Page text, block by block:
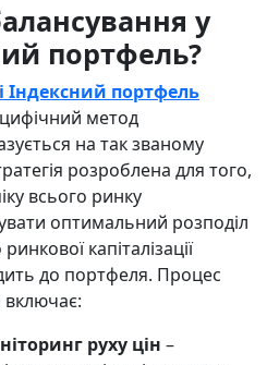
у
портфель?
Індексний портфель
метод
на так званому
розроблена для того,
всього ринку
оптимальний розподіл
капіталізації
до портфеля. Процес
включає:
руху цін –